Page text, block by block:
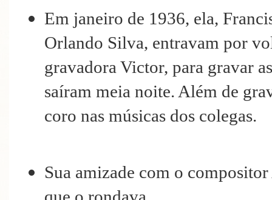
Em janeiro de 1936, ela,
Orlando Silva, entravam por
gravadora Victor, para gravar
saíram meia noite. Além de
coro nas músicas dos colegas.
Sua amizade com o